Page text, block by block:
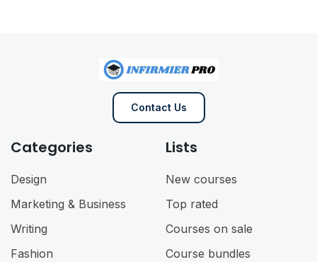
Contact Us
Categories
Design
Marketing & Business
Writing
Fashion
Lists
New courses
Top rated
Courses on sale
Course bundles